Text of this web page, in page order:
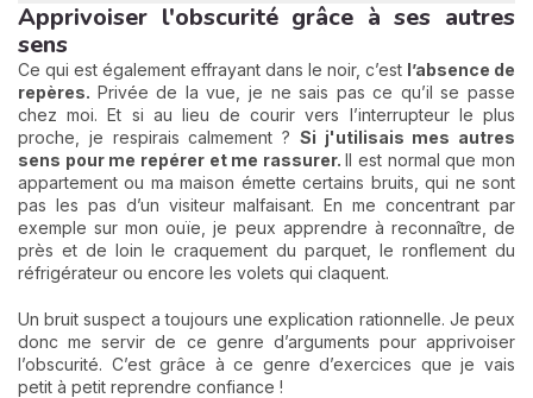
Apprivoiser l'obscurité grâce à ses autres
sens
Ce qui est également effrayant dans le noir, c’est l’absence de
repères. Privée de la vue, je ne sais pas ce qu’il se passe
chez moi. Et si au lieu de courir vers l’interrupteur le plus
proche, je respirais calmement ? Si j'utilisais mes autres
sens pour me repérer et me rassurer.Il est normal que mon
appartement ou ma maison émette certains bruits, qui ne sont
pas les pas d’un visiteur malfaisant. En me concentrant par
exemple sur mon ouïe, je peux apprendre à reconnaître, de
près et de loin le craquement du parquet, le ronflement du
réfrigérateur ou encore les volets qui claquent.
Un bruit suspect a toujours une explication rationnelle. Je peux
donc me servir de ce genre d’arguments pour apprivoiser
l’obscurité. C’est grâce à ce genre d’exercices que je vais
petit à petit reprendre confiance !